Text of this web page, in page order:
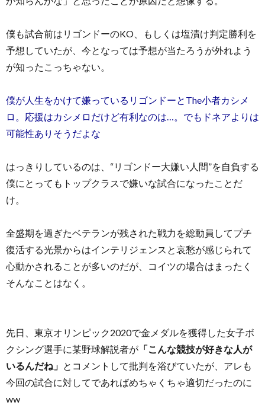
僕も試合前はリゴンドーのKO、もしくは塩漬け判定勝利を
予想していたが、今となっては予想が当たろうが外れよう
が知ったこっちゃない。
僕が人生をかけて嫌っているリゴンドーとThe小者カシメ
ロ。応援はカシメロだけど有利なのは…。でもドネアよりは
可能性ありそうだよな
はっきりしているのは、“リゴンドー大嫌い人間”を自負する
僕にとってもトップクラスで嫌いな試合になったことだ
け。
全盛期を過ぎたベテランが残された戦力を総動員してプチ
復活する光景からはインテリジェンスと哀愁が感じられて
心動かされることが多いのだが、コイツの場合はまったく
そんなことはなく。
先日、東京オリンピック2020で金メダルを獲得した女子ボ
クシング選手に某野球解説者が 「こんな競技が好きな人が
いるんだね」 とコメントして批判を浴びていたが、アレも
今回の試合に対してであればめちゃくちゃ適切だったのに
ww